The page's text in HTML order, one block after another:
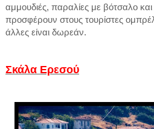
αμμουδιές, παραλίες με βότσαλο
προσφέρουν στους τουρίστες
άλλες είναι δωρεάν.
Σκάλα Ερεσού